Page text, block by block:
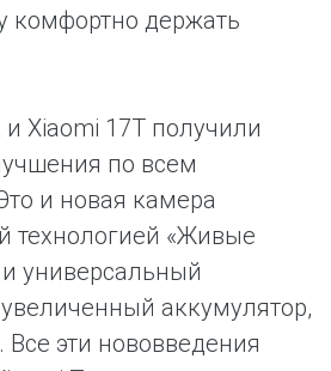
комфортно держать
и Xiaomi 17T получили
по всем
и новая камера
технологией «Живые
универсальный
аккумулятор,
Все эти нововведения